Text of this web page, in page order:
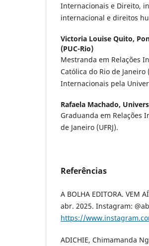
Internacionais e Direito,
internacional e direitos
Victoria Louise Quito,
(PUC-Rio)
Mestranda em Relações
Católica do Rio de Janeiro
Internacionais pela
Rafaela Machado,
Graduanda em Relações
de Janeiro (UFRJ).
Referências
A BOLHA EDITORA. VEM
abr. 2025. Instagram:
https://
ADICHIE, Chimamanda